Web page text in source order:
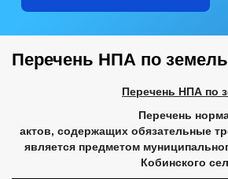
Перечень НПА по
Перечень НПА по
Перечень
актов, содержащих обязательные
является предметом
Кобинского